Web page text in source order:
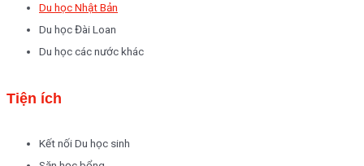
Du học Nhật Bản
Du học Đài Loan
Du học các nước khác
Tiện ích
Kết nối Du học sinh